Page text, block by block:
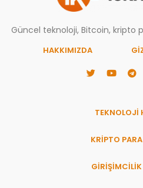
Güncel teknoloji, Bitcoin, kripto
HAKKIMIZDA
TEKNOLOJİ
KRİPTO
GİRİŞİMCİLİK